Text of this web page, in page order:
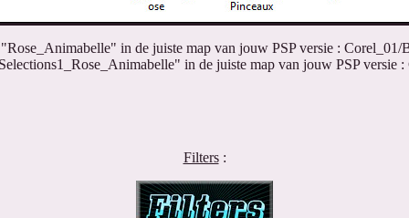
in de juiste map van jouw PSP versie : Corel_01/
in de juiste map van jouw PSP versie :
Filters: